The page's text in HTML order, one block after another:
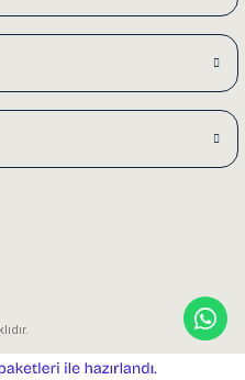
onuda hemen çözdüler
e-